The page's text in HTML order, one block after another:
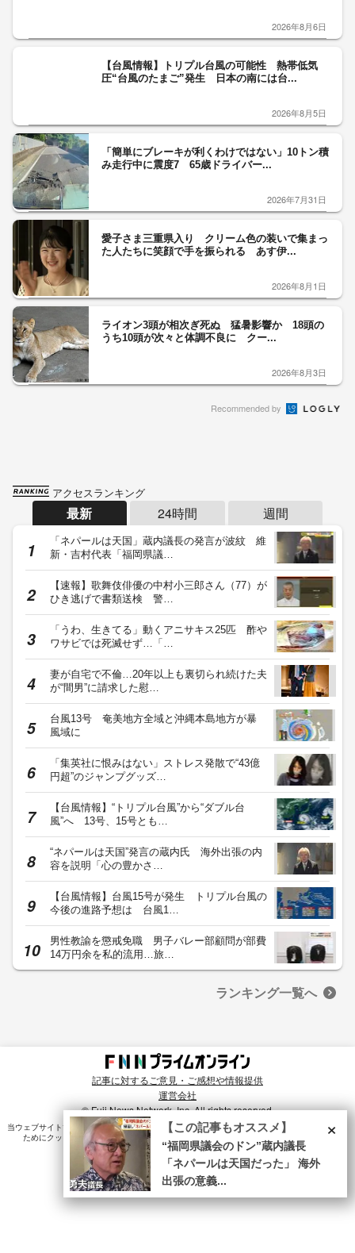
2026年8月6日
【台風情報】トリプル台風の可能性 熱帯低気
圧“台風のたまご”発生 日本の南には台...
2026年8月5日
「簡単にブレーキが利くわけではない」10トン積
み走行中に震度7 65歳ドライバー...
2026年7月31日
愛子さま三重県入り クリーム色の装いで集まっ
た人たちに笑顔で手を振られる あす伊...
2026年8月1日
ライオン3頭が相次ぎ死ぬ 猛暑影響か 18頭の
うち10頭が次々と体調不良に クー...
2026年8月3日
Recommended by
アクセスランキング
最新 24時間 週間
「ネパールは天国」蔵内議長の発言が波紋 維
新・吉村代表「福岡県議…
【速報】歌舞伎俳優の中村小三郎さん（77）が
ひき逃げで書類送検 警…
「うわ、生きてる」動くアニサキス25匹 酢や
ワサビでは死滅せず…「…
妻が自宅で不倫…20年以上も裏切られ続けた夫
が“間男”に請求した慰…
台風13号 奄美地方全域と沖縄本島地方が暴
風域に
「集英社に恨みはない」ストレス発散で“43億
円超”のジャンプグッズ…
【台風情報】“トリプル台風”から“ダブル台
風”へ 13号、15号とも…
“ネパールは天国”発言の蔵内氏 海外出張の内
容を説明「心の豊かさ…
【台風情報】台風15号が発生 トリプル台風の
今後の進路予想は 台風1…
男性教諭を懲戒免職 男子バレー部顧問が部費
14万円余を私的流用…旅…
ランキング一覧へ
記事に対するご意見・ご感想や情報提供
運営会社
© Fuji News Network, Inc. All rights reserved.
当ウェブサイトでは、ユーザのニーズ・興味・関⼼に合致したコンテンツや広告配信を提供する
ためにクッキーを使⽤しています。詳細は、
プライバシーポリシー をご確認ください。×
【この記事もオススメ】
“福岡県議会のドン”蔵内議長
「ネパールは天国だった」 海外
出張の意義...